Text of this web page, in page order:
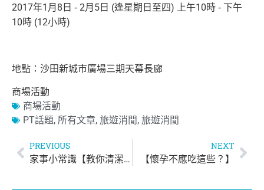
2017年1月8日 ‑ 2月5日 (逢星期日至四) 上午10時 ‑ 下午
10時 (12小時)
地點：沙田新城市廣場三期天幕長廊
商場活動
商場活動
PT話題, 所有文章, 旅遊消閒, 旅遊消閒
PREVIOUS
家事小常識【教你清潔波鞋】
NEXT
【懷孕不應吃這些？】